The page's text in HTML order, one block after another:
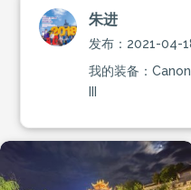
朱进
发布：2021-04-
我的装备：